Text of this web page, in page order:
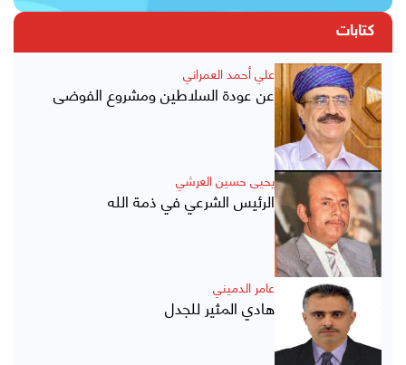
كتابات
علي أحمد العمراني
عن عودة السلاطين ومشروع الفوضى
يحيى حسين العرشي
الرئيس الشرعي في ذمة الله
عامر الدميني
هادي المثير للجدل